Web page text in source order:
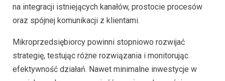
na integracji istniejących kanałów, prostocie procesów
oraz spójnej komunikacji z klientami.
Mikroprzedsiębiorcy powinni stopniowo rozwijać
strategię, testując różne rozwiązania i monitorując
efektywność działań. Nawet minimalne inwestycje w